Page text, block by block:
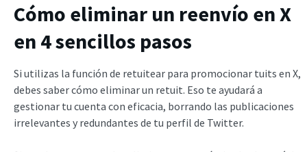
Cómo eliminar un reenvío en X
en 4 sencillos pasos
Si utilizas la función de retuitear para promocionar tuits en X,
debes saber cómo eliminar un retuit. Eso te ayudará a
gestionar tu cuenta con eficacia, borrando las publicaciones
irrelevantes y redundantes de tu perfil de Twitter.